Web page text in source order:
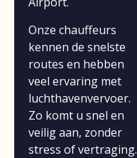
Onze chauffeurs
kennen de snelste
routes en hebben
veel ervaring met
luchthavenvervoer.
Zo komt u snel en
veilig aan, zonder
stress of vertraging.